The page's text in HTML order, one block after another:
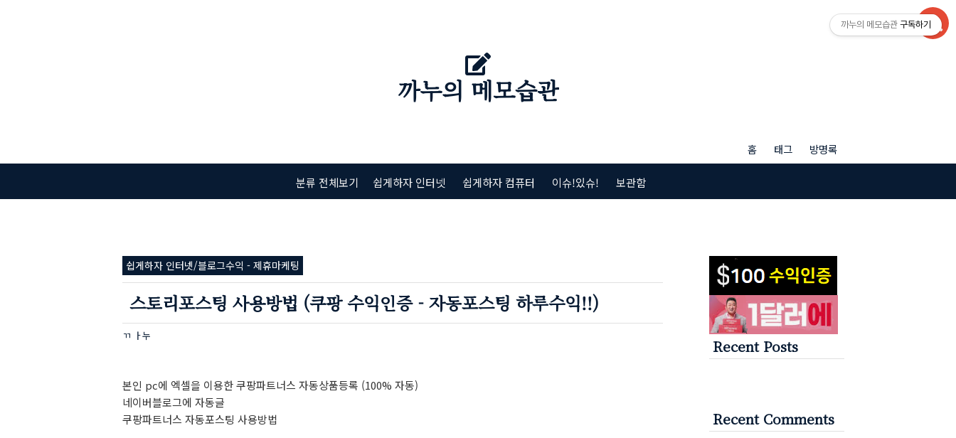
까누의 메모습관
홈 태그 방명록
분류 전체보기 쉽게하자 인터넷 쉽게하자 컴퓨터 이슈!있슈! 보관함
Recent Posts
Recent Comments
쉽게하자 인터넷/블로그수익 - 제휴마케팅
스토리포스팅 사용방법 (쿠팡 수익인증 - 자동포스팅 하루수익!!)
ㄲ ㅏ누
본인 pc에 엑셀을 이용한 쿠팡파트너스 자동상품등록 (100% 자동)
네이버블로그에 자동글
쿠팡파트너스 자동포스팅 사용방법
까누의 메모습관 구독하기